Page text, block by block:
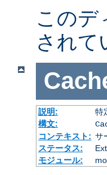
このデ
されて
説明:
特
構文:
コンテキスト: サ
ステータス:
モジュール: